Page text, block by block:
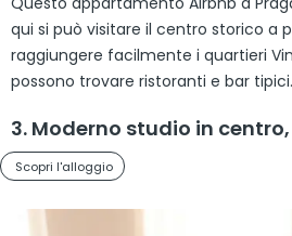
qui si può visitare il centro storico a
raggiungere facilmente i quartieri
possono trovare ristoranti e bar tipici.
3. Moderno studio in
Scopri l'alloggio